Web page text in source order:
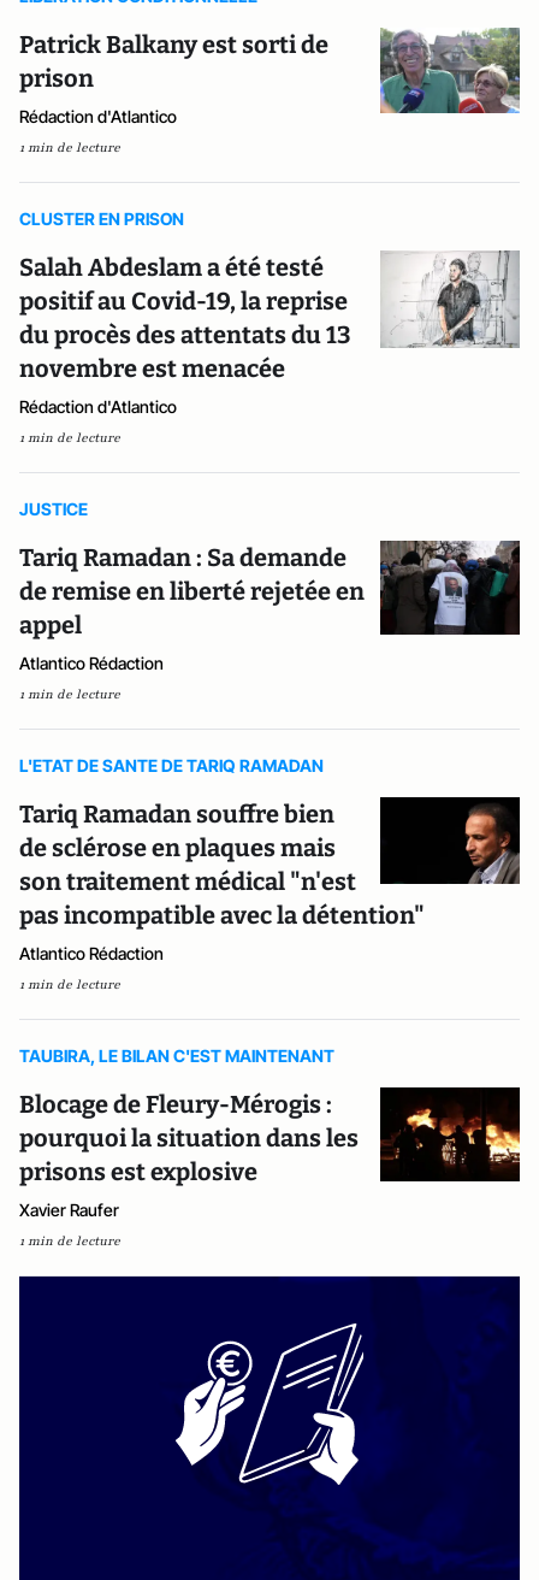
Patrick Balkany est sorti de
prison
Rédaction d'Atlantico
1 min de lecture
CLUSTER EN PRISON
Salah Abdeslam a été testé
positif au Covid-19, la reprise
du procès des attentats du 13
novembre est menacée
Rédaction d'Atlantico
1 min de lecture
JUSTICE
Tariq Ramadan : Sa demande
de remise en liberté rejetée en
appel
Atlantico Rédaction
1 min de lecture
L'ETAT DE SANTE DE TARIQ RAMADAN
Tariq Ramadan souffre bien
de sclérose en plaques mais
son traitement médical "n'est
pas incompatible avec la détention"
Atlantico Rédaction
1 min de lecture
TAUBIRA, LE BILAN C'EST MAINTENANT
Blocage de Fleury-Mérogis :
pourquoi la situation dans les
prisons est explosive
Xavier Raufer
1 min de lecture